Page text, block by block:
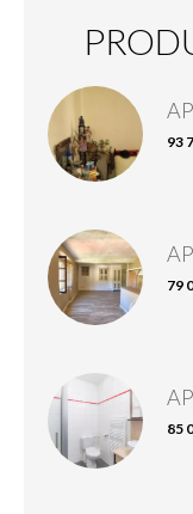
93
79
85